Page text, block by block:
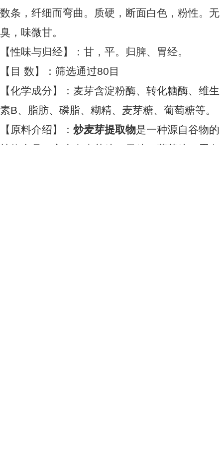
数条，纤细而弯曲。质硬，断面白色，粉性。无
臭，味微甘。
【性味与归经】：甘，平。归脾、胃经。
【目 数】：筛选通过80目
【化学成分】：麦芽含淀粉酶、转化糖酶、维生
素B、脂肪、磷脂、糊精、麦芽糖、葡萄糖等。
【原料介绍】： 炒麦芽提取物是一种源自谷物的
植物食品，它含有麦芽糖、果糖、葡萄糖、蛋白